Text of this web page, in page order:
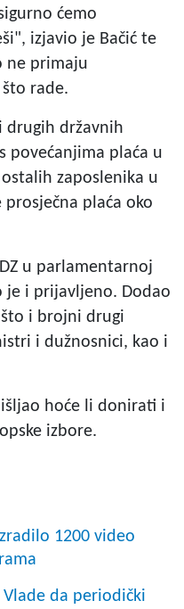
ćemo
izjavio je Bačić te
ne primaju
rade.
drugih državnih
povećanjima plaća u
zaposlenika u
plaća oko
u parlamentarnoj
je i prijavljeno. Dodao
i brojni drugi
i dužnosnici, kao i
hoće li donirati i
izbore.
1200 video
Vlade da periodički